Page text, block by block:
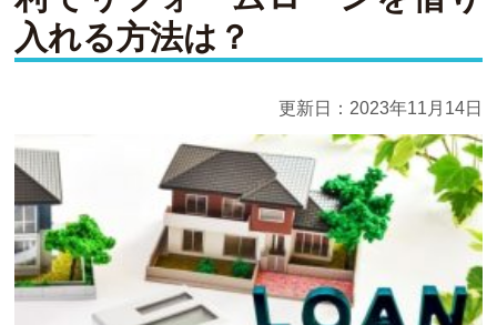
外壁塗装
入れる方法は？
更新日： 2023年11月14日